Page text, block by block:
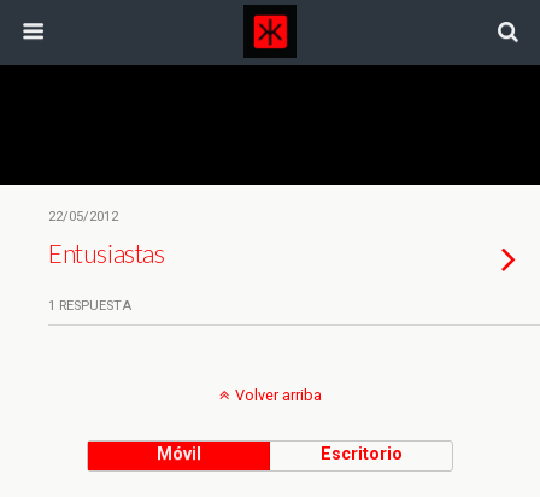
22/05/2012
Entusiastas
1 RESPUESTA
Volver arriba
Móvil Escritorio